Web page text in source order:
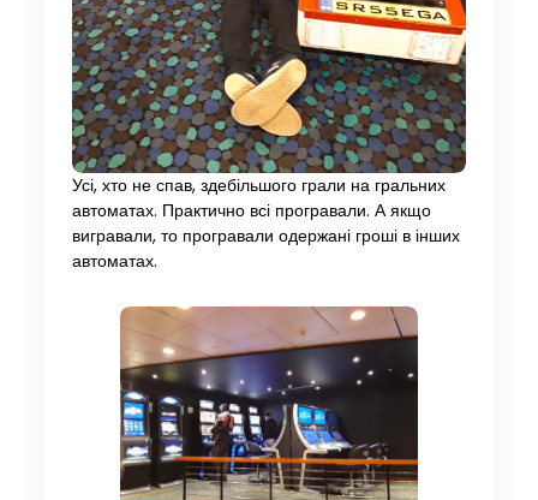
Усі, хто не спав, здебільшого грали на гральних
автоматах. Практично всі програвали. А якщо
вигравали, то програвали одержані гроші в інших
автоматах.